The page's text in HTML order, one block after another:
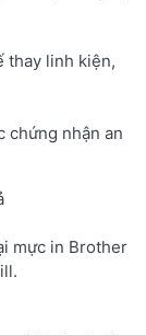
thay linh kiện,
chứng nhận an
mực in Brother